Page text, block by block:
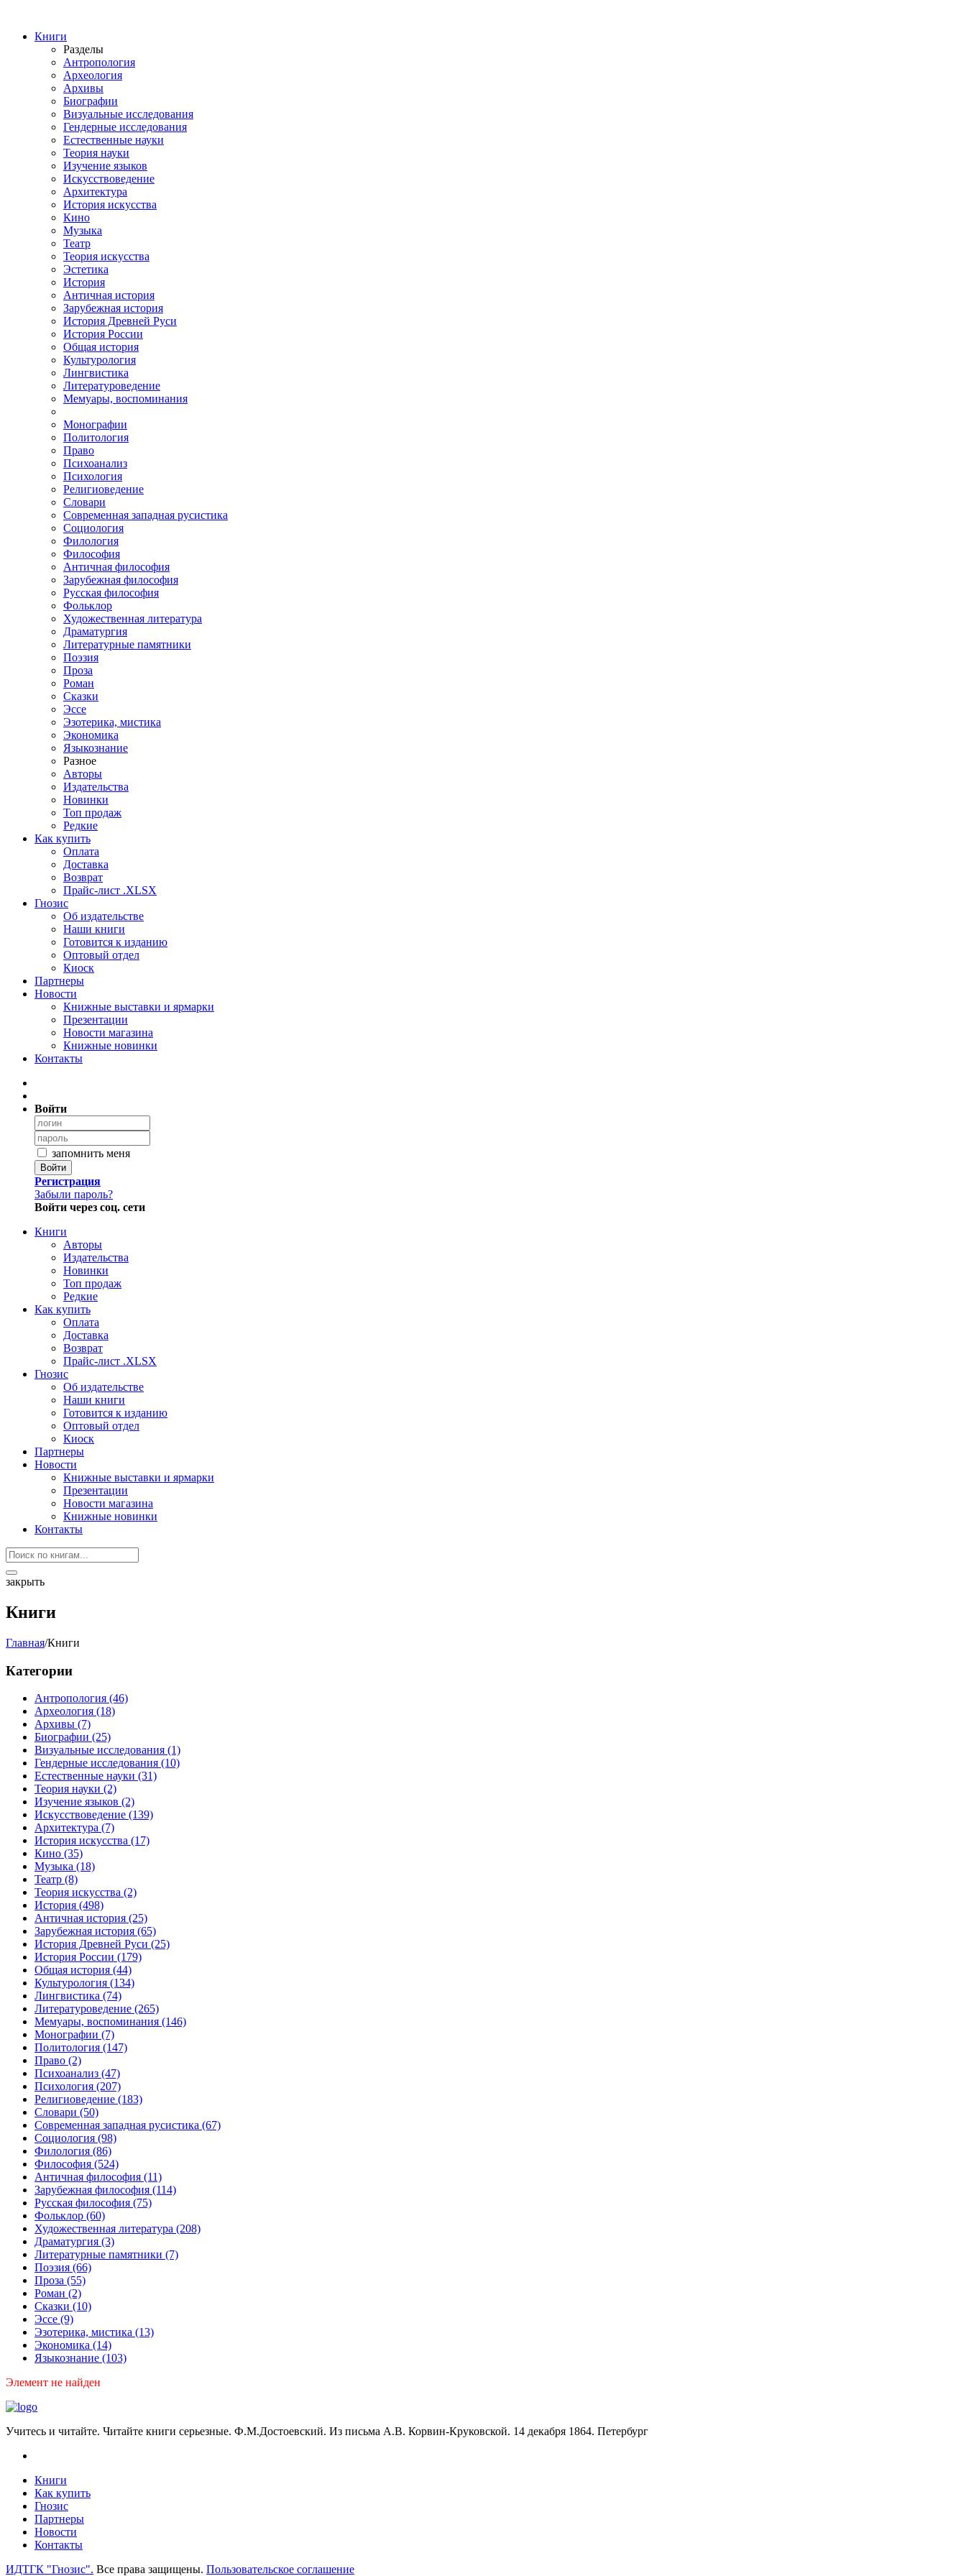
Книги
Разделы
Антропология
Археология
Архивы
Биографии
Визуальные исследования
Гендерные исследования
Естественные науки
Теория науки
Изучение языков
Искусствоведение
Архитектура
История искусства
Кино
Музыка
Театр
Теория искусства
Эстетика
История
Античная история
Зарубежная история
История Древней Руси
История России
Общая история
Культурология
Лингвистика
Литературоведение
Мемуары, воспоминания
Монографии
Политология
Право
Психоанализ
Психология
Религиоведение
Словари
Современная западная русистика
Социология
Филология
Философия
Античная философия
Зарубежная философия
Русская философия
Фольклор
Художественная литература
Драматургия
Литературные памятники
Поэзия
Проза
Роман
Сказки
Эссе
Эзотерика, мистика
Экономика
Языкознание
Разное
Авторы
Издательства
Новинки
Топ продаж
Редкие
Как купить
Оплата
Доставка
Возврат
Прайс-лист .XLSX
Гнозис
Об издательстве
Наши книги
Готовится к изданию
Оптовый отдел
Киоск
Партнеры
Новости
Книжные выставки и ярмарки
Презентации
Новости магазина
Книжные новинки
Контакты
Войти
запомнить меня
Войти
Регистрация
Забыли пароль?
Войти через соц. сети
Книги
Авторы
Издательства
Новинки
Топ продаж
Редкие
Как купить
Оплата
Доставка
Возврат
Прайс-лист .XLSX
Гнозис
Об издательстве
Наши книги
Готовится к изданию
Оптовый отдел
Киоск
Партнеры
Новости
Книжные выставки и ярмарки
Презентации
Новости магазина
Книжные новинки
Контакты
закрыть
Книги
Главная/Книги
Категории
Антропология (46)
Археология (18)
Архивы (7)
Биографии (25)
Визуальные исследования (1)
Гендерные исследования (10)
Естественные науки (31)
Теория науки (2)
Изучение языков (2)
Искусствоведение (139)
Архитектура (7)
История искусства (17)
Кино (35)
Музыка (18)
Театр (8)
Теория искусства (2)
История (498)
Античная история (25)
Зарубежная история (65)
История Древней Руси (25)
История России (179)
Общая история (44)
Культурология (134)
Лингвистика (74)
Литературоведение (265)
Мемуары, воспоминания (146)
Монографии (7)
Политология (147)
Право (2)
Психоанализ (47)
Психология (207)
Религиоведение (183)
Словари (50)
Современная западная русистика (67)
Социология (98)
Филология (86)
Философия (524)
Античная философия (11)
Зарубежная философия (114)
Русская философия (75)
Фольклор (60)
Художественная литература (208)
Драматургия (3)
Литературные памятники (7)
Поэзия (66)
Проза (55)
Роман (2)
Сказки (10)
Эссе (9)
Эзотерика, мистика (13)
Экономика (14)
Языкознание (103)
Элемент не найден
Учитесь и читайте. Читайте книги серьезные. Ф.М.Достоевский. Из письма А.В. Корвин-Круковской. 14 декабря 1864. Петербург
Книги
Как купить
Гнозис
Партнеры
Новости
Контакты
ИДТГК "Гнозис". Все права защищены. Пользовательское соглашение